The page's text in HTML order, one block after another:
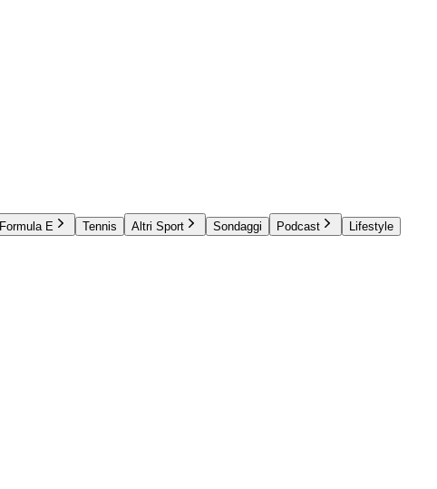
Formula E Tennis Altri Sport Sondaggi Podcast
Lifestyle